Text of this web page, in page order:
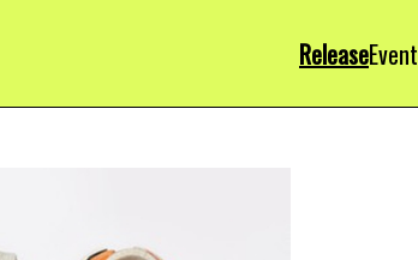
ReleaseEvent